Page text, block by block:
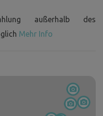
außerhalb des
Mehr Info